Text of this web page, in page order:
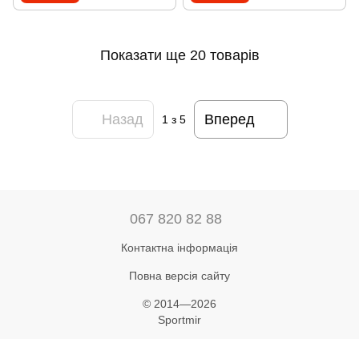
Показати ще 20 товарів
Назад 1з 5 Вперед
067 820 82 88
Контактна інформація
Повна версія сайту
© 2014—2026
Sportmir